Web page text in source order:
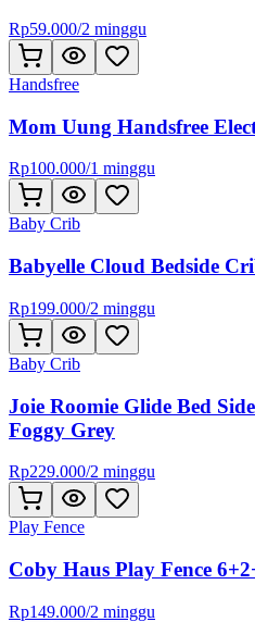
Rp59.000/2 minggu
Handsfree
Mom Uung Handsfree
Rp100.000/1 minggu
Baby Crib
Babyelle Cloud Bedside
Rp199.000/2 minggu
Baby Crib
Joie Roomie Glide Bed
Foggy Grey
Rp229.000/2 minggu
Play Fence
Coby Haus Play Fence
Rp149.000/2 minggu